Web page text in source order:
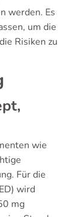
werden. Es
um die
Risiken zu
wie
Für die
wird
mg